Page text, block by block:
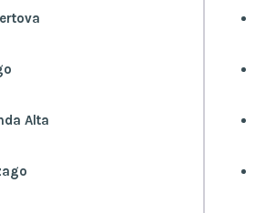
Alta